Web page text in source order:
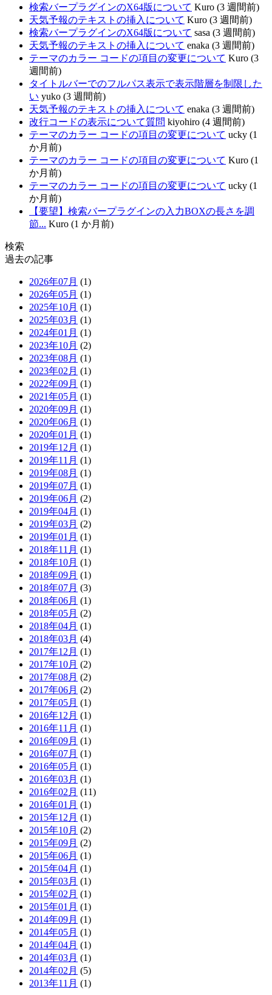
検索バープラグインのX64版について Kuro (3 週間前)
天気予報のテキストの挿入について Kuro (3 週間前)
検索バープラグインのX64版について sasa (3 週間前)
天気予報のテキストの挿入について enaka (3 週間前)
テーマのカラー コードの項目の変更について Kuro (3
週間前)
タイトルバーでのフルパス表示で表示階層を制限した
い yuko (3 週間前)
天気予報のテキストの挿入について enaka (3 週間前)
改行コードの表示について質問 kiyohiro (4 週間前)
テーマのカラー コードの項目の変更について ucky (1
か月前)
テーマのカラー コードの項目の変更について Kuro (1
か月前)
テーマのカラー コードの項目の変更について ucky (1
か月前)
【要望】検索バープラグインの入力BOXの長さを調
節... Kuro (1 か月前)
検索
過去の記事
2026年07月 (1)
2026年05月 (1)
2025年10月 (1)
2025年03月 (1)
2024年01月 (1)
2023年10月 (2)
2023年08月 (1)
2023年02月 (1)
2022年09月 (1)
2021年05月 (1)
2020年09月 (1)
2020年06月 (1)
2020年01月 (1)
2019年12月 (1)
2019年11月 (1)
2019年08月 (1)
2019年07月 (1)
2019年06月 (2)
2019年04月 (1)
2019年03月 (2)
2019年01月 (1)
2018年11月 (1)
2018年10月 (1)
2018年09月 (1)
2018年07月 (3)
2018年06月 (1)
2018年05月 (2)
2018年04月 (1)
2018年03月 (4)
2017年12月 (1)
2017年10月 (2)
2017年08月 (2)
2017年06月 (2)
2017年05月 (1)
2016年12月 (1)
2016年11月 (1)
2016年09月 (1)
2016年07月 (1)
2016年05月 (1)
2016年03月 (1)
2016年02月 (11)
2016年01月 (1)
2015年12月 (1)
2015年10月 (2)
2015年09月 (2)
2015年06月 (1)
2015年04月 (1)
2015年03月 (1)
2015年02月 (1)
2015年01月 (1)
2014年09月 (1)
2014年05月 (1)
2014年04月 (1)
2014年03月 (1)
2014年02月 (5)
2013年11月 (1)